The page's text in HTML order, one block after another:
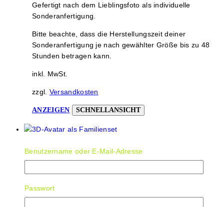
Gefertigt nach dem Lieblingsfoto als individuelle
Sonderanfertigung.
Bitte beachte, dass die Herstellungszeit deiner
Sonderanfertigung je nach gewählter Größe bis zu 48
Stunden betragen kann.
inkl. MwSt.
zzgl. Versandkosten
ANZEIGEN Dieses
weist
Varianten
Die
können
SCHNELLANSICHT
3D-Avatar als Familienset
Gestalte deinen ganz persönlichen 3D-Avatar! Sende
uns dein Lieblingsbild und wähle aus unserer
Benutzername oder E-Mail-Adresse
Passwort